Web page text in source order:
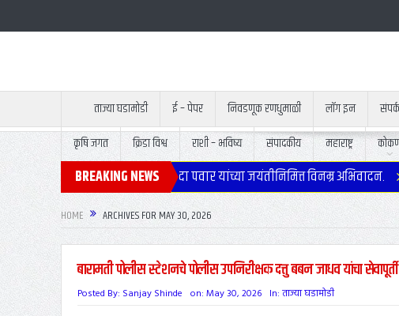
ताज्या घडामोडी ई – पेपर निवडणूक रणधुमाळी लॉग इन संपर्क
कृषि जगत
क्रिडा विश्व राशी – भविष्य संपादकीय महाराष्ट्र
BREAKING NEWS
येथे उपमुख्यमंत्री स्व.अजितदादा पवार यांच्या जयंतीनिमित्त विनम्र अभिवादन.
HOME ARCHIVES FOR MAY 30, 2026
बारामती पोलीस स्टेशनचे पोलीस उपनिरीक्षक दत्तु बबन जाधव यांचा
Posted By: Sanjay Shinde on: May 30, 2026 In: ताज्या घडामोडी